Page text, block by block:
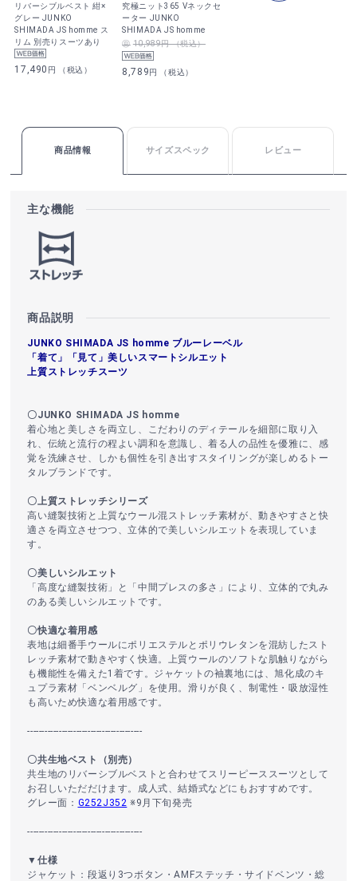
リバーシブルベスト 紺×
グレー JUNKO
SHIMADA JS homme ス
リム 別売りスーツあり
17,490 円 （税込）
究極ニット365 Vネックセ
ーター JUNKO
SHIMADA JS homme
10,989円 （税込）
8,789円 （税込）
商品情報 サイズスペック レビュー
主な機能
商品説明
JUNKO SHIMADA JS homme ブルーレーベル
「着て」「見て」美しいスマートシルエット
上質ストレッチスーツ
〇JUNKO SHIMADA JS homme
着心地と美しさを両立し、こだわりのディテールを細部に取り入
れ、伝統と流行の程よい調和を意識し、着る人の品性を優雅に、感
覚を洗練させ、しかも個性を引き出すスタイリングが楽しめるトー
タルブランドです。
〇上質ストレッチシリーズ
高い縫製技術と上質なウール混ストレッチ素材が、動きやすさと快
適さを両立させつつ、立体的で美しいシルエットを表現していま
す。
〇美しいシルエット
「高度な縫製技術」と「中間プレスの多さ」により、立体的で丸み
のある美しいシルエットです。
〇快適な着用感
表地は細番手ウールにポリエステルとポリウレタンを混紡したスト
レッチ素材で動きやすく快適。上質ウールのソフトな肌触りながら
も機能性を備えた1着です。ジャケットの袖裏地には、旭化成のキ
ュプラ素材「ベンベルグ」を使用。滑りが良く、制電性・吸放湿性
も高いため快適な着用感です。
----------------------------------------
〇共生地ベスト（別売）
共生地のリバーシブルベストと合わせてスリーピーススーツとして
お召しいただだけます。成人式、結婚式などにもおすすめです。
グレー面： G252J352 ※9月下旬発売
----------------------------------------
▼仕様
ジャケット：段返り3つボタン・AMFステッチ・サイドベンツ・総